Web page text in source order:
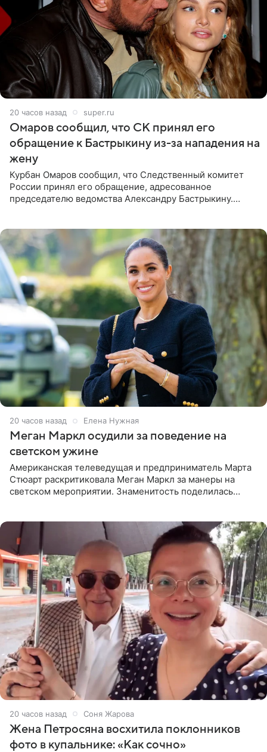
20 часов назад super.ru
Омаров сообщил, что СК принял его
обращение к Бастрыкину из-за нападения на
жену
Курбан Омаров сообщил, что Следственный комитет
России принял его обращение, адресованное
председателю ведомства Александру Бастрыкину.
20 часов назад Елена Нужная
Меган Маркл осудили за поведение на
светском ужине
Американская телеведущая и предприниматель Марта
Стюарт раскритиковала Меган Маркл за манеры на
светском мероприятии. Знаменитость поделилась
20 часов назад Соня Жарова
Жена Петросяна восхитила поклонников
фото в купальнике: «Как сочно»